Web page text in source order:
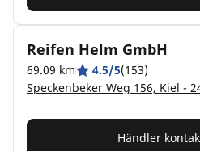
Reifen Helm GmbH
69.09 km 4.5/5(153)
Speckenbeker Weg 156, Kiel -
Händler